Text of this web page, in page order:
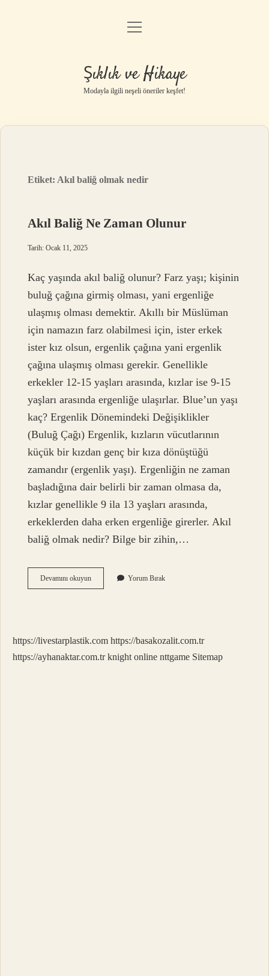
Gizlilik Politikası
Yasal Uyarı
menüyü
Şıklık ve Hikaye
Modayla ilgili neşeli öneriler keşfet!
Etiket: Akıl baliğ olmak nedir
Akıl Baliğ Ne Zaman Olunur
Tarih: Ocak 11, 2025
Kaç yaşında akıl baliğ olunur? Farz yaşı; kişinin
buluğ çağına girmiş olması, yani ergenliğe
ulaşmış olması demektir. Akıllı bir Müslüman
için namazın farz olabilmesi için, ister erkek
ister kız olsun, ergenlik çağına yani ergenlik
çağına ulaşmış olması gerekir. Genellikle
erkekler 12-15 yaşları arasında, kızlar ise 9-15
yaşları arasında ergenliğe ulaşırlar. Blue’un yaşı
kaç? Ergenlik Dönemindeki Değişiklikler
(Buluğ Çağı) Ergenlik, kızların vücutlarının
küçük bir kızdan genç bir kıza dönüştüğü
zamandır (ergenlik yaşı). Ergenliğin ne zaman
başladığına dair belirli bir zaman olmasa da,
kızlar genellikle 9 ila 13 yaşları arasında,
erkeklerden daha erken ergenliğe girerler. Akıl
baliğ olmak nedir? Bilge bir zihin,…
Devamını okuyunAkıl
Baliğ
Yorum Bırak
https://livestarplastik.com https://basakozalit.com.tr
https://ayhanaktar.com.tr knight online nttgame Sitemap